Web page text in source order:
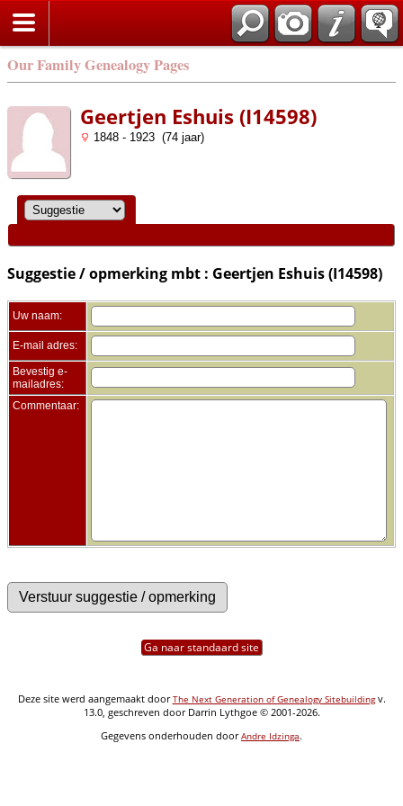
Our Family Genealogy Pages
Geertjen Eshuis (I14598)
1848 - 1923 (74 jaar)
Suggestie / opmerking mbt : Geertjen Eshuis (I14598)
Uw naam:
E-mail adres:
Bevestig e-
mailadres:
Commentaar:
Ga naar standaard site
Deze site werd aangemaakt doorThe Next Generation of Genealogy Sitebuildingv.
13.0, geschreven door Darrin Lythgoe © 2001-2026.
Gegevens onderhouden doorAndre Idzinga.